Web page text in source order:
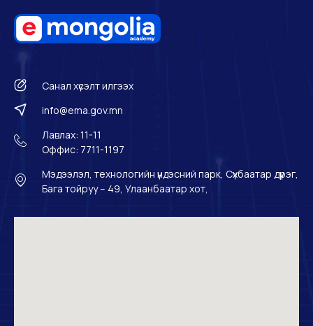
Санал хүсэлт илгээх
info@ema.gov.mn
Лавлах: 11-11
Оффис: 7711-1197
Мэдээлэл, технологийн үндэсний парк, Сүхбаатар дүүрэг,
Бага тойруу – 49, Улаанбаатар хот,